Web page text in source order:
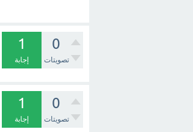
0
تصويتات
1
إجابة
0
تصويتات
1
إجابة